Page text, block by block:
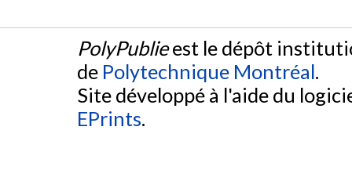
PolyPublieest le dépôt
de Polytechnique Montréal.
Site développé à l'aide du
EPrints.